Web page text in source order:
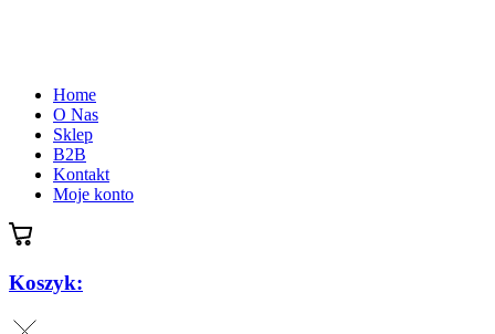
Home
O Nas
Sklep
B2B
Kontakt
Moje konto
Koszyk: